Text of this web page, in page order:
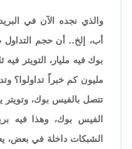
والذي نجده الآن في
أب، إلخ.. أن حجم
بوك فيه مليار، التويتر
مليون كم خبراً تداولوا؟
تتصل بالفيس بوك،
الفيس بوك، وهذا فيه
الشبكات داخلة في بعض،